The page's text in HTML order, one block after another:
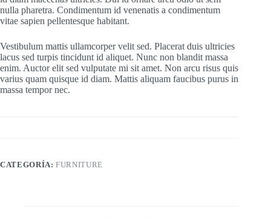
nulla pharetra. Condimentum id venenatis a condimentum
vitae sapien pellentesque habitant.
Vestibulum mattis ullamcorper velit sed. Placerat duis ultricies
lacus sed turpis tincidunt id aliquet. Nunc non blandit massa
enim. Auctor elit sed vulputate mi sit amet. Non arcu risus quis
varius quam quisque id diam. Mattis aliquam faucibus purus in
massa tempor nec.
CATEGORÍA:FURNITURE